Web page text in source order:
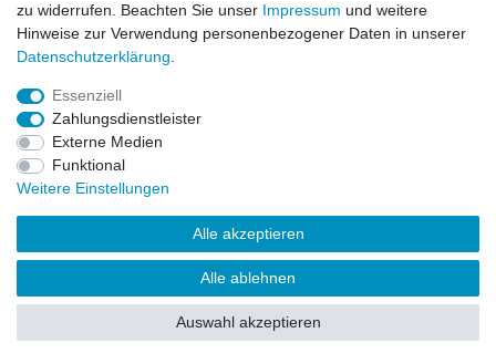
Vertrag widerrufen
© Copyright 2026 | Alle Rechte vorbehalten.
zu widerrufen. Beachten Sie unser Impressum und weitere
Hinweise zur Verwendung personenbezogener Daten in unserer
Daten­schutz­erklärung
Essenziell
Zahlungsdienstleister
Externe Medien
Funktional
Weitere Einstellungen
Alle akzeptieren
Alle ablehnen
Auswahl akzeptieren